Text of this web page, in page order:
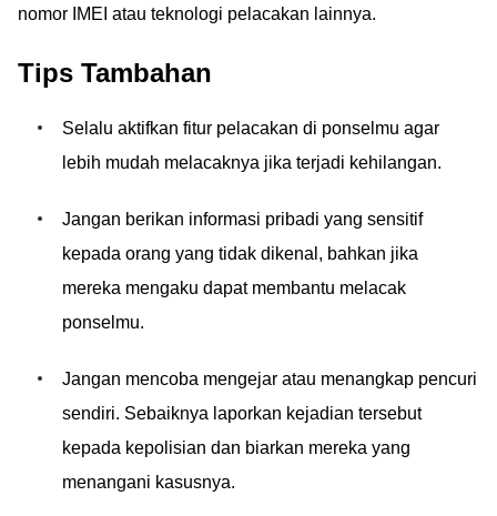
nomor IMEI atau teknologi pelacakan lainnya.
Tips Tambahan
Selalu aktifkan fitur pelacakan di ponselmu agar
lebih mudah melacaknya jika terjadi kehilangan.
Jangan berikan informasi pribadi yang sensitif
kepada orang yang tidak dikenal, bahkan jika
mereka mengaku dapat membantu melacak
ponselmu.
Jangan mencoba mengejar atau menangkap pencuri
sendiri. Sebaiknya laporkan kejadian tersebut
kepada kepolisian dan biarkan mereka yang
menangani kasusnya.